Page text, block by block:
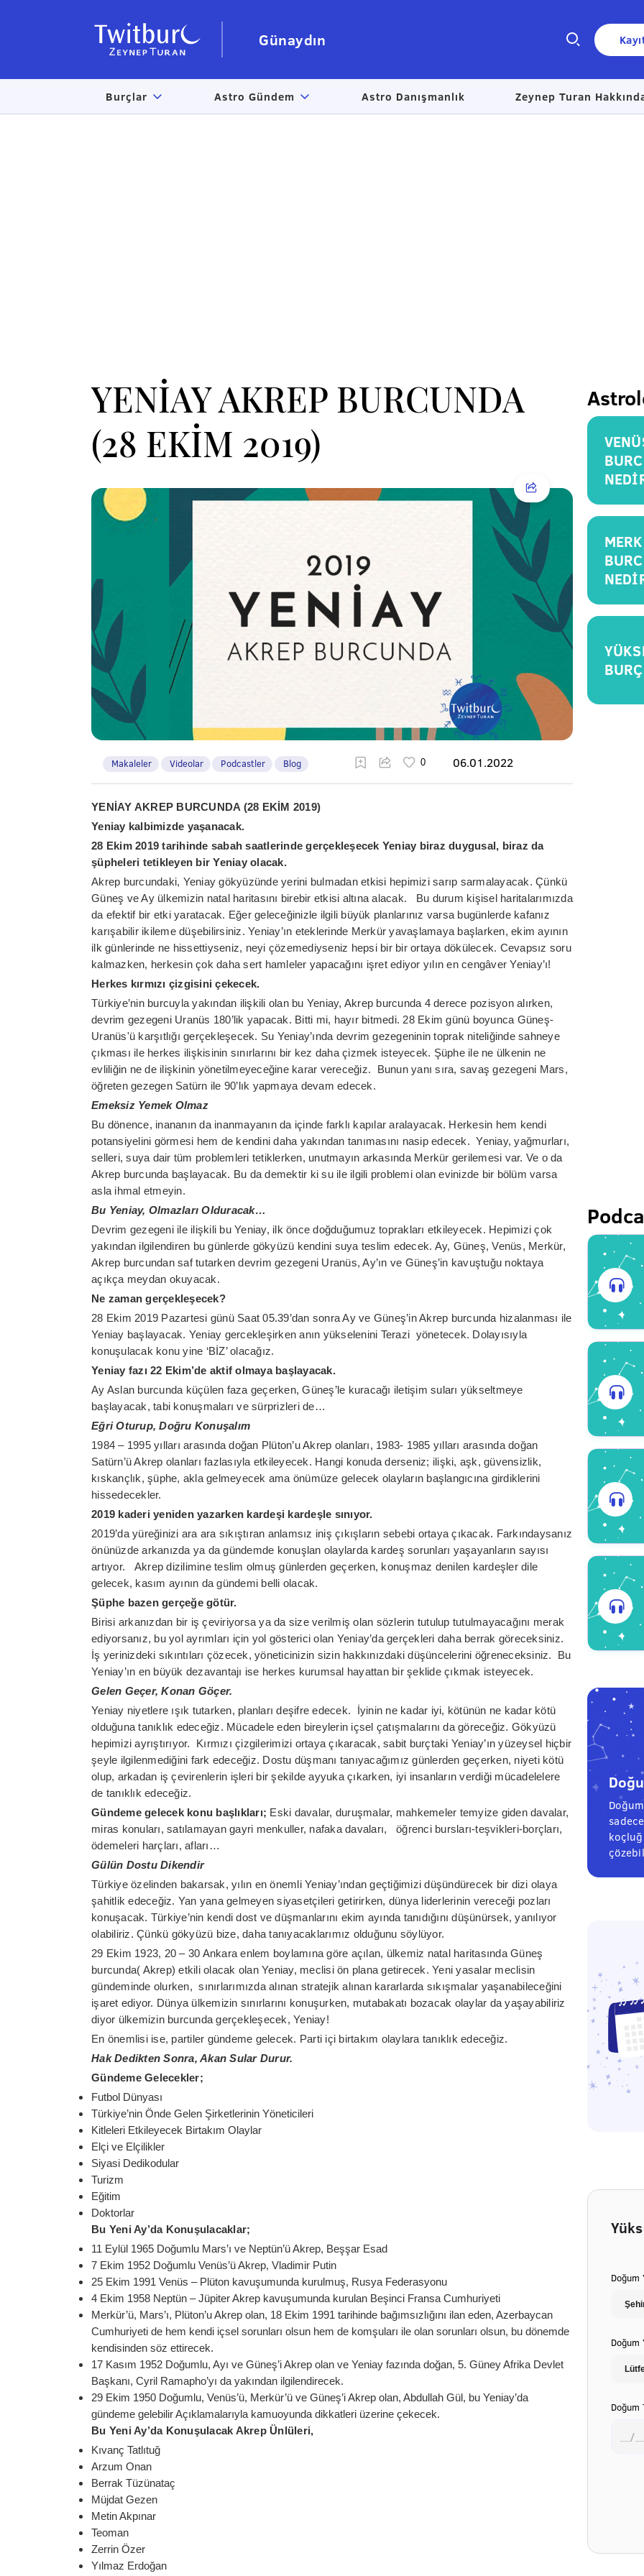
Günaydın
Burçlar Astro Gündem Astro Danışmanlık Zeynep Turan
YENİAY AKREP BURCUNDA
(28 EKİM 2019)
Makaleler Videolar Podcastler Blog 06.01.2022
YENİAY AKREP BURCUNDA (28 EKİM 2019)
Yeniay kalbimizde yaşanacak.
28 Ekim 2019 tarihinde sabah saatlerinde gerçekleşecek Yeniay biraz duygusal, biraz da
şüpheleri tetikleyen bir Yeniay olacak.
Akrep burcundaki, Yeniay gökyüzünde yerini bulmadan etkisi hepimizi sarıp sarmalayacak. Çünkü
Güneş ve Ay ülkemizin natal haritasını birebir etkisi altına alacak. Bu durum kişisel haritalarımızda
da efektif bir etki yaratacak. Eğer geleceğinizle ilgili büyük planlarınız varsa bugünlerde kafanız
karışabilir ikileme düşebilirsiniz. Yeniay’ın eteklerinde Merkür yavaşlamaya başlarken, ekim ayının
ilk günlerinde ne hissettiyseniz, neyi çözemediyseniz hepsi bir bir ortaya dökülecek. Cevapsız soru
kalmazken, herkesin çok daha sert hamleler yapacağını işret ediyor yılın en cengâver Yeniay’ı!
Herkes kırmızı çizgisini çekecek.
Türkiye’nin burcuyla yakından ilişkili olan bu Yeniay, Akrep burcunda 4 derece pozisyon alırken,
devrim gezegeni Uranüs 180’lik yapacak. Bitti mi, hayır bitmedi. 28 Ekim günü boyunca Güneş-
Uranüs'ü karşıtlığı gerçekleşecek. Su Yeniay’ında devrim gezegeninin toprak niteliğinde sahneye
çıkması ile herkes ilişkisinin sınırlarını bir kez daha çizmek isteyecek. Şüphe ile ne ülkenin ne
evliliğin ne de ilişkinin yönetilmeyeceğine karar vereceğiz. Bunun yanı sıra, savaş gezegeni Mars,
öğreten gezegen Satürn ile 90’lık yapmaya devam edecek.
Emeksiz Yemek Olmaz
Bu dönence, inananın da inanmayanın da içinde farklı kapılar aralayacak. Herkesin hem kendi
potansiyelini görmesi hem de kendini daha yakından tanımasını nasip edecek. Yeniay, yağmurları,
selleri, suya dair tüm problemleri tetiklerken, unutmayın arkasında Merkür gerilemesi var. Ve o da
Akrep burcunda başlayacak. Bu da demektir ki su ile ilgili problemi olan evinizde bir bölüm varsa
asla ihmal etmeyin.
Bu Yeniay, Olmazları Olduracak…
Devrim gezegeni ile ilişkili bu Yeniay, ilk önce doğduğumuz toprakları etkileyecek. Hepimizi çok
yakından ilgilendiren bu günlerde gökyüzü kendini suya teslim edecek. Ay, Güneş, Venüs, Merkür,
Akrep burcundan saf tutarken devrim gezegeni Uranüs, Ay’ın ve Güneş’in kavuştuğu noktaya
açıkça meydan okuyacak.
Ne zaman gerçekleşecek?
28 Ekim 2019 Pazartesi günü Saat 05.39’dan sonra Ay ve Güneş’in Akrep burcunda hizalanması ile
Yeniay başlayacak. Yeniay gercekleşirken anın yükselenini Terazi yönetecek. Dolayısıyla
konuşulacak konu yine ‘BİZ’ olacağız.
Yeniay fazı 22 Ekim’de aktif olmaya başlayacak.
Ay Aslan burcunda küçülen faza geçerken, Güneş’le kuracağı iletişim suları yükseltmeye
başlayacak, tabi konuşmaları ve sürprizleri de…
Eğri Oturup, Doğru Konuşalım
1984 – 1995 yılları arasında doğan Plüton’u Akrep olanları, 1983- 1985 yılları arasında doğan
Satürn’ü Akrep olanları fazlasıyla etkileyecek. Hangi konuda derseniz; ilişki, aşk, güvensizlik,
kıskançlık, şüphe, akla gelmeyecek ama önümüze gelecek olayların başlangıcına girdiklerini
hissedecekler.
2019 kaderi yeniden yazarken kardeşi kardeşle sınıyor.
2019’da yüreğinizi ara ara sıkıştıran anlamsız iniş çıkışların sebebi ortaya çıkacak. Farkındaysanız
önünüzde arkanızda ya da gündemde konuşlan olaylarda kardeş sorunları yaşayanların sayısı
artıyor. Akrep dizilimine teslim olmuş günlerden geçerken, konuşmaz denilen kardeşler dile
gelecek, kasım ayının da gündemi belli olacak.
Şüphe bazen gerçeğe götür.
Birisi arkanızdan bir iş çeviriyorsa ya da size verilmiş olan sözlerin tutulup tutulmayacağını merak
ediyorsanız, bu yol ayrımları için yol gösterici olan Yeniay’da gerçekleri daha berrak göreceksiniz.
İş yerinizdeki sıkıntıları çözecek, yöneticinizin sizin hakkınızdaki düşüncelerini öğreneceksiniz. Bu
Yeniay’ın en büyük dezavantajı ise herkes kurumsal hayattan bir şeklide çıkmak isteyecek.
Gelen Geçer, Konan Göçer.
Yeniay niyetlere ışık tutarken, planları deşifre edecek. İyinin ne kadar iyi, kötünün ne kadar kötü
olduğuna tanıklık edeceğiz. Mücadele eden bireylerin içsel çatışmalarını da göreceğiz. Gökyüzü
hepimizi ayrıştırıyor. Kırmızı çizgilerimizi ortaya çıkaracak, sabit burçtaki Yeniay’ın yüzeysel hiçbir
şeyle ilgilenmediğini fark edeceğiz. Dostu düşmanı tanıyacağımız günlerden geçerken, niyeti kötü
olup, arkadan iş çevirenlerin işleri bir şekilde ayyuka çıkarken, iyi insanların verdiği mücadelelere
de tanıklık edeceğiz.
Gündeme gelecek konu başlıkları; Eski davalar, duruşmalar, mahkemeler temyize giden davalar,
miras konuları, satılamayan gayri menkuller, nafaka davaları, öğrenci bursları-teşvikleri-borçları,
ödemeleri harçları, afları…
Gülün Dostu Dikendir
Türkiye özelinden bakarsak, yılın en önemli Yeniay’ından geçtiğimizi düşündürecek bir dizi olaya
şahitlik edeceğiz. Yan yana gelmeyen siyasetçileri getirirken, dünya liderlerinin vereceği pozları
konuşacak. Türkiye’nin kendi dost ve düşmanlarını ekim ayında tanıdığını düşünürsek, yanılıyor
olabiliriz. Çünkü gökyüzü bize, daha tanıyacaklarımız olduğunu söylüyor.
29 Ekim 1923, 20 – 30 Ankara enlem boylamına göre açılan, ülkemiz natal haritasında Güneş
burcunda( Akrep) etkili olacak olan Yeniay, meclisi ön plana getirecek. Yeni yasalar meclisin
gündeminde olurken, sınırlarımızda alınan stratejik alınan kararlarda sıkışmalar yaşanabileceğini
işaret ediyor. Dünya ülkemizin sınırlarını konuşurken, mutabakatı bozacak olaylar da yaşayabiliriz
diyor ülkemizin burcunda gerçekleşecek, Yeniay!
En önemlisi ise, partiler gündeme gelecek. Parti içi birtakım olaylara tanıklık edeceğiz.
Hak Dedikten Sonra, Akan Sular Durur.
Gündeme Gelecekler;
Futbol Dünyası
Türkiye’nin Önde Gelen Şirketlerinin Yöneticileri
Kitleleri Etkileyecek Birtakım Olaylar
Elçi ve Elçilikler
Siyasi Dedikodular
Turizm
Eğitim
Doktorlar
Bu Yeni Ay’da Konuşulacaklar;
11 Eylül 1965 Doğumlu Mars’ı ve Neptün’ü Akrep, Beşşar Esad
7 Ekim 1952 Doğumlu Venüs’ü Akrep, Vladimir Putin
25 Ekim 1991 Venüs – Plüton kavuşumunda kurulmuş, Rusya Federasyonu
4 Ekim 1958 Neptün – Jüpiter Akrep kavuşumunda kurulan Beşinci Fransa Cumhuriyeti
Merkür’ü, Mars’ı, Plüton’u Akrep olan, 18 Ekim 1991 tarihinde bağımsızlığını ilan eden, Azerbaycan
Cumhuriyeti de hem kendi içsel sorunları olsun hem de komşuları ile olan sorunları olsun, bu dönemde
kendisinden söz ettirecek.
17 Kasım 1952 Doğumlu, Ayı ve Güneş’i Akrep olan ve Yeniay fazında doğan, 5. Güney Afrika Devlet
Başkanı, Cyril Ramapho’yı da yakından ilgilendirecek.
29 Ekim 1950 Doğumlu, Venüs’ü, Merkür’ü ve Güneş’i Akrep olan, Abdullah Gül, bu Yeniay’da
gündeme gelebilir Açıklamalarıyla kamuoyunda dikkatleri üzerine çekecek.
Bu Yeni Ay’da Konuşulacak Akrep Ünlüleri,
Kıvanç Tatlıtuğ
Arzum Onan
Berrak Tüzünataç
Müjdat Gezen
Metin Akpınar
Teoman
Zerrin Özer
Yılmaz Erdoğan
BURÇ
Doğum
Doğum
Doğum